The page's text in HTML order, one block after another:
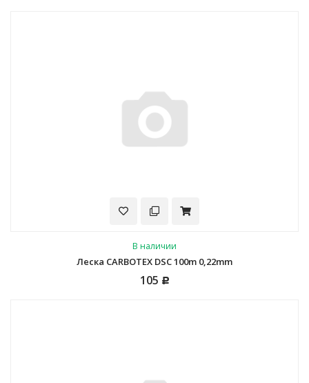
В наличии
Леска CARBOTEX DSC 100m 0,22mm
105 Р